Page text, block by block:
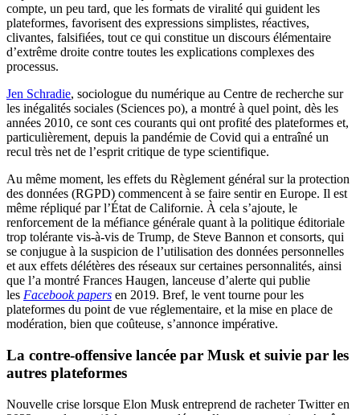
compte, un peu tard, que les formats de viralité qui guident les
plateformes, favorisent des expressions simplistes, réactives,
clivantes, falsifiées, tout ce qui constitue un discours élémentaire
d’extrême droite contre toutes les explications complexes des
processus.
Jen Schradie, sociologue du numérique au Centre de recherche sur
les inégalités sociales (Sciences po), a montré à quel point, dès les
années 2010, ce sont ces courants qui ont profité des plateformes et,
particulièrement, depuis la pandémie de Covid qui a entraîné un
recul très net de l’esprit critique de type scientifique.
Au même moment, les effets du Règlement général sur la protection
des données (RGPD) commencent à se faire sentir en Europe. Il est
même répliqué par l’État de Californie. À cela s’ajoute, le
renforcement de la méfiance générale quant à la politique éditoriale
trop tolérante vis-à-vis de Trump, de Steve Bannon et consorts, qui
se conjugue à la suspicion de l’utilisation des données personnelles
et aux effets délétères des réseaux sur certaines personnalités, ainsi
que l’a montré Frances Haugen, lanceuse d’alerte qui publie
les Facebook papers en 2019. Bref, le vent tourne pour les
plateformes du point de vue réglementaire, et la mise en place de
modération, bien que coûteuse, s’annonce impérative.
La contre-offensive lancée par Musk et suivie par les
autres plateformes
Nouvelle crise lorsque Elon Musk entreprend de racheter Twitter en